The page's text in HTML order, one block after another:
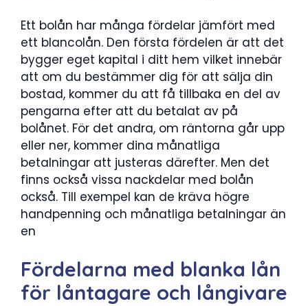
Ett bolån har många fördelar jämfört med
ett blancolån. Den första fördelen är att det
bygger eget kapital i ditt hem vilket innebär
att om du bestämmer dig för att sälja din
bostad, kommer du att få tillbaka en del av
pengarna efter att du betalat av på
bolånet. För det andra, om räntorna går upp
eller ner, kommer dina månatliga
betalningar att justeras därefter. Men det
finns också vissa nackdelar med bolån
också. Till exempel kan de kräva högre
handpenning och månatliga betalningar än
en
Fördelarna med blanka lån
för låntagare och långivare